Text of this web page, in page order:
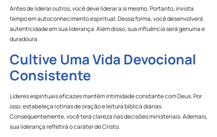
Antes de liderar outros, você deve liderar a si mesmo. Portanto, invista
tempo em autoconhecimento espiritual. Dessa forma, você desenvolverá
autenticidade em sua liderança. Além disso, sua influência será genuína e
duradoura.
Cultive Uma Vida Devocional
Consistente
Líderes espirituais eficazes mantêm intimidade constante com Deus. Por
isso, estabeleça rotinas de oração e leitura bíblica diárias.
Consequentemente, você terá clareza nas decisões ministeriais. Ademais,
sua liderança refletirá o caráter de Cristo.